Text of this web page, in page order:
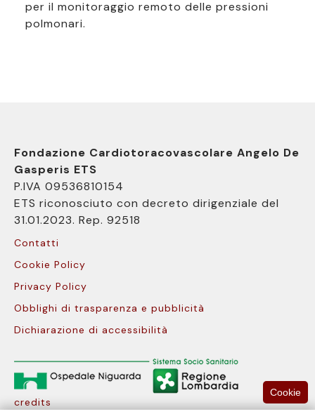
per il monitoraggio remoto delle pressioni
polmonari.
Fondazione Cardiotoracovascolare Angelo De
Gasperis ETS
P.IVA 09536810154
ETS riconosciuto con decreto dirigenziale del
31.01.2023. Rep. 92518
Contatti
Cookie Policy
Privacy Policy
Obblighi di trasparenza e pubblicità
Dichiarazione di accessibilità
credits
Cookie